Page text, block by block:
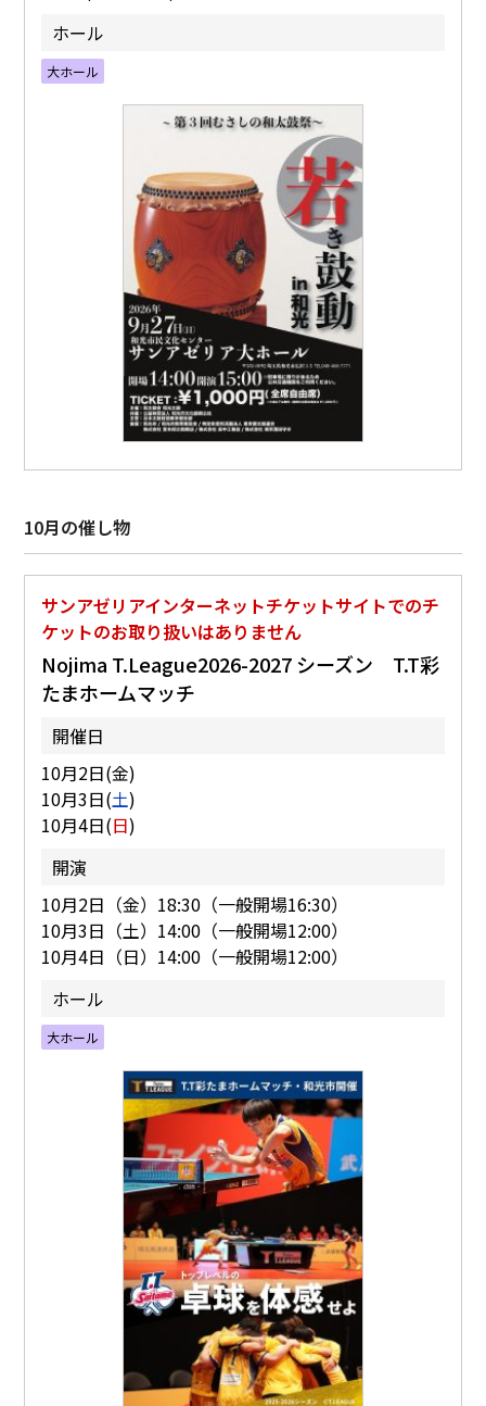
ホール
大ホール
10月の催し物
サンアゼリアインターネットチケットサイトでのチ
ケットのお取り扱いはありません
Nojima T.League2026-2027 シーズン T.T彩
たまホームマッチ
開催日
10月2日(金)
10月3日(土)
10月4日(日)
開演
10月2日（金）18:30（一般開場16:30）
10月3日（土）14:00（一般開場12:00）
10月4日（日）14:00（一般開場12:00）
ホール
大ホール